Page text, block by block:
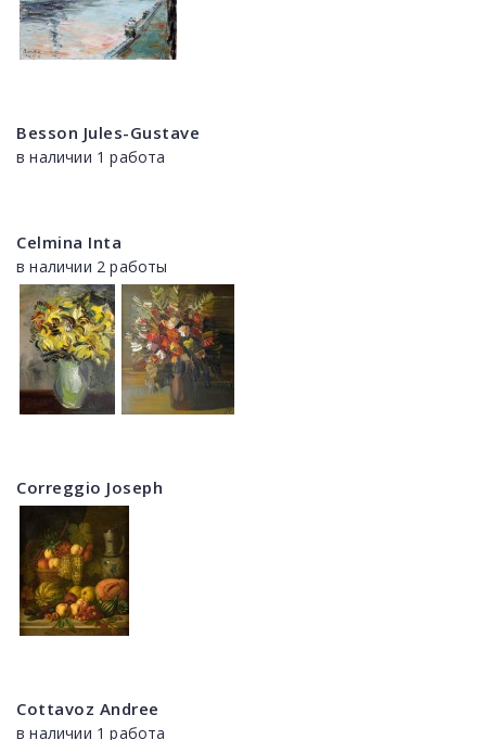
Besson Jules-Gustave
в наличии 1 работа
Celmina Inta
в наличии 2 работы
Correggio Joseph
Cottavoz Andree
в наличии 1 работа